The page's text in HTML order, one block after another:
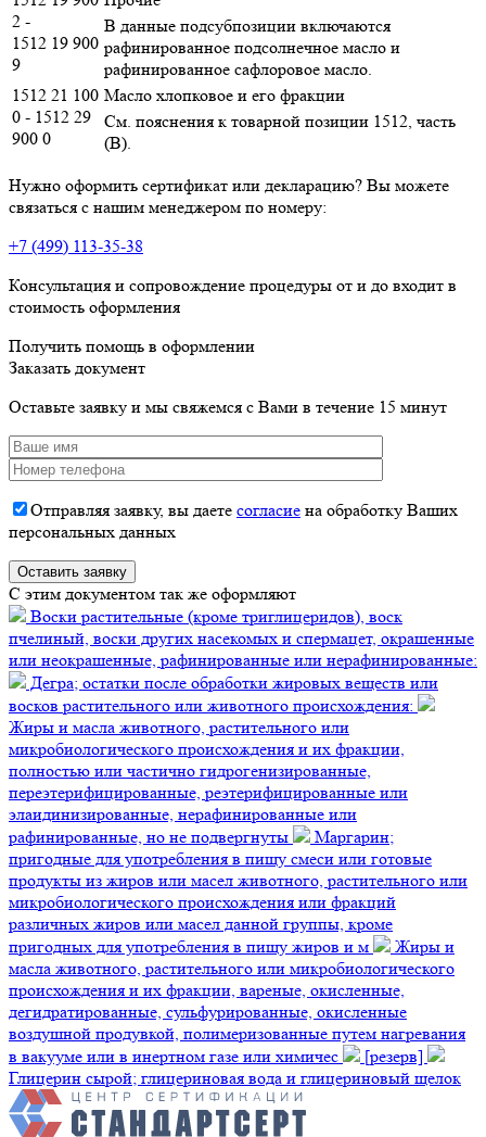
2 -
1512 19 900
9
В данные подсубпозиции включаются
рафинированное подсолнечное масло и
рафинированное сафлоровое масло.
1512 21 100
0 - 1512 29
900 0
Масло хлопковое и его фракции
См. пояснения к товарной позиции 1512, часть
(В).
Нужно оформить сертификат или декларацию? Вы можете
связаться с нашим менеджером по номеру:
+7 (499) 113-35-38
Консультация и сопровождение процедуры от и до входит в
стоимость оформления
Получить помощь в оформлении
Заказать документ
Оставьте заявку и мы свяжемся с Вами в течение 15 минут
Отправляя заявку, вы даете согласие на обработку Ваших
персональных данных
C этим документом так же оформляют
Воски растительные (кроме триглицеридов), воск
пчелиный, воски других насекомых и спермацет, окрашенные
или неокрашенные, рафинированные или нерафинированные:
Дегра; остатки после обработки жировых веществ или
восков растительного или животного происхождения:
Жиры и масла животного, растительного или
микробиологического происхождения и их фракции,
полностью или частично гидрогенизированные,
переэтерифицированные, реэтерифицированные или
элаидинизированные, нерафинированные или
рафинированные, но не подвергнуты
Маргарин;
пригодные для употребления в пищу смеси или готовые
продукты из жиров или масел животного, растительного или
микробиологического происхождения или фракций
различных жиров или масел данной группы, кроме
пригодных для употребления в пищу жиров и м
Жиры и
масла животного, растительного или микробиологического
происхождения и их фракции, вареные, окисленные,
дегидратированные, сульфурированные, окисленные
воздушной продувкой, полимеризованные путем нагревания
в вакууме или в инертном газе или химичес
[резерв]
Глицерин сырой; глицериновая вода и глицериновый щелок